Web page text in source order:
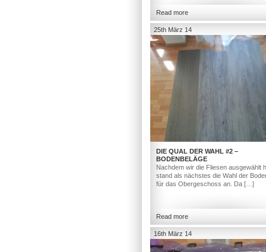
Read more
25th März 14
DIE QUAL DER WAHL #2 –
BODENBELÄGE
Nachdem wir die Fliesen ausgewählt
stand als nächstes die Wahl der
für das Obergeschoss an. Da […]
Read more
16th März 14